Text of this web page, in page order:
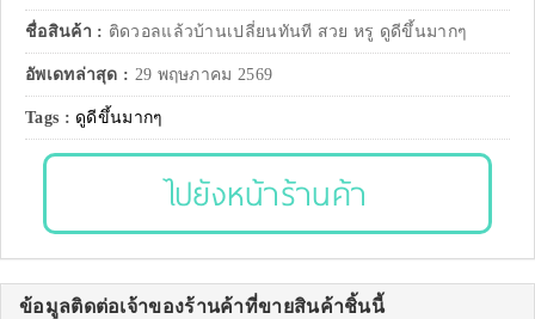
ชื่อสินค้า : ติดวอลแล้วบ้านเปลี่ยนทันที สวย หรู ดูดีขึ้นมากๆ
อัพเดทล่าสุด : 29 พฤษภาคม 2569
Tags : ดูดีขึ้นมากๆ
ไปยังหน้าร้านค้า
ข้อมูลติดต่อเจ้าของร้านค้าที่ขายสินค้าชิ้นนี้